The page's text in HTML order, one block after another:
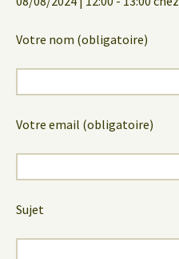
Votre nom (obligatoire)
Votre email (obligatoire)
Sujet